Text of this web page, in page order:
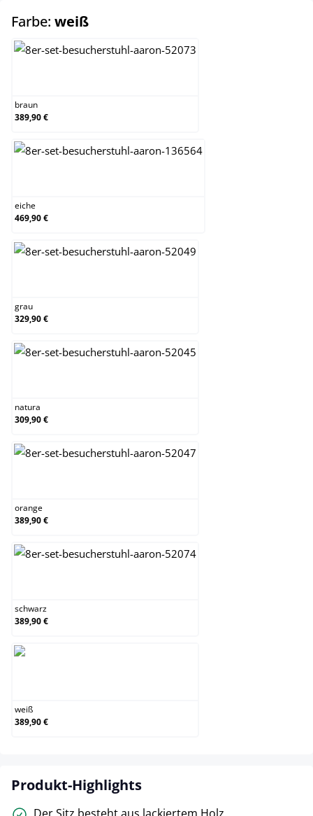
Farbe: weißauswählen
braun
389,90 €
eiche
469,90 €
grau
329,90 €
natura
309,90 €
orange
389,90 €
schwarz
389,90 €
weiß
389,90 €
Produkt-Highlights